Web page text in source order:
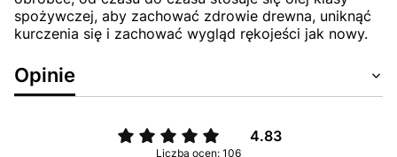
spożywczej, aby zachować zdrowie drewna, uniknąć
kurczenia się i zachować wygląd rękojeści jak nowy.
Opinie
4.83
Liczba ocen: 106